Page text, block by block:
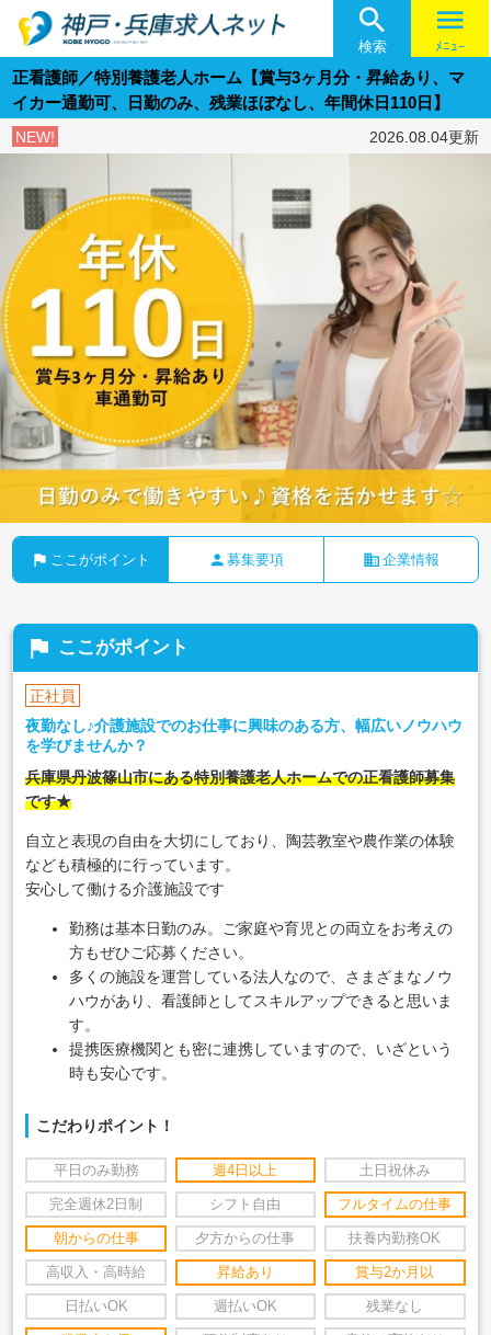

検索
menu
ﾒﾆｭｰ
正看護師／特別養護老人ホーム【賞与3ヶ月分・昇給あり、マ
イカー通勤可、日勤のみ、残業ほぼなし、年間休日110日】
NEW! 2026.08.04更新
flag ここがポイント person 募集要項 business 企業情報
flag ここがポイント
正社員
夜勤なし♪介護施設でのお仕事に興味のある方、幅広いノウハウ
を学びませんか？
兵庫県丹波篠山市にある特別養護老人ホームでの正看護師募集
です★
自立と表現の自由を大切にしており、陶芸教室や農作業の体験
なども積極的に行っています。
安心して働ける介護施設です
勤務は基本日勤のみ。ご家庭や育児との両立をお考えの
方もぜひご応募ください。
多くの施設を運営している法人なので、さまざまなノウ
ハウがあり、看護師としてスキルアップできると思いま
す。
提携医療機関とも密に連携していますので、いざという
時も安心です。
こだわりポイント！
平日のみ勤務 週4日以上 土日祝休み
完全週休2日制 シフト自由 フルタイムの仕事
朝からの仕事 夕方からの仕事 扶養内勤務OK
高収入・高時給 昇給あり 賞与2か月以
日払いOK 週払いOK 残業なし